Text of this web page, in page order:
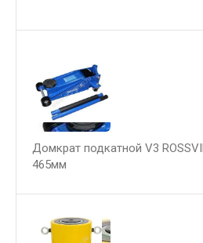
Домкрат подкатной V3
465мм